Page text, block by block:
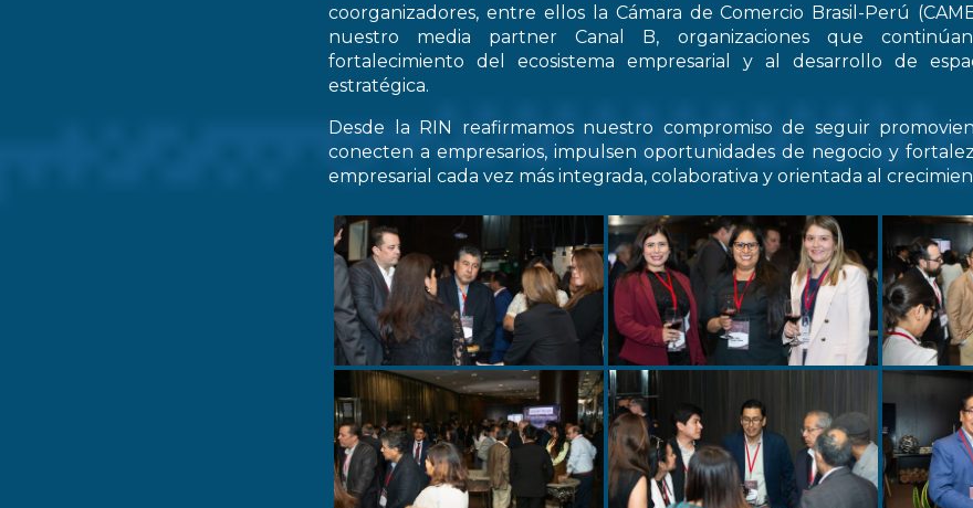
coorganizadores, entre ellos la Cámara de Comercio Brasil-Perú
nuestro media partner Canal B, organizaciones que
fortalecimiento del ecosistema empresarial y al desarrollo de
estratégica.
Desde la RIN reafirmamos nuestro compromiso de seguir
conecten a empresarios, impulsen oportunidades de negocio y
empresarial cada vez más integrada, colaborativa y orientada al